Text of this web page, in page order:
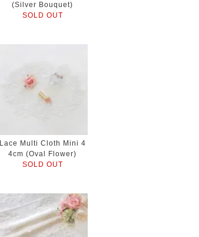
(Silver Bouquet)
SOLD OUT
Lace Multi Cloth Mini 4
4cm (Oval Flower)
SOLD OUT